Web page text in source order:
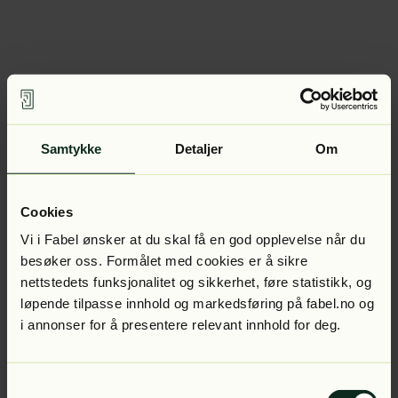
Samtykke Detaljer Om
Cookies
Vi i Fabel ønsker at du skal få en god opplevelse når du
besøker oss. Formålet med cookies er å sikre
nettstedets funksjonalitet og sikkerhet, føre statistikk, og
løpende tilpasse innhold og markedsføring på fabel.no og
i annonser for å presentere relevant innhold for deg.